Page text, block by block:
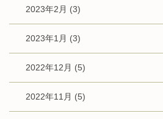
2023年2月 (3)
2023年1月 (3)
2022年12月 (5)
2022年11月 (5)